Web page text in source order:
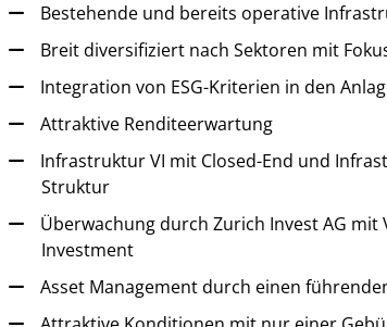
Bestehende und bereits operative
Breit diversifiziert nach Sektoren mit
Integration von ESG-Kriterien in den
Attraktive Renditeerwartung
Infrastruktur VI mit Closed-End und
Struktur
Überwachung durch Zurich Invest AG
Investment
Asset Management durch einen